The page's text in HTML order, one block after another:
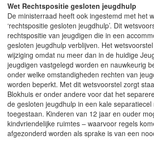
Wet Rechtspositie gesloten jeugdhulp
De ministerraad heeft ook ingestemd met het
‘rechtspositie gesloten jeugdhulp’. Dit
rechtspositie van jeugdigen die in een
gesloten jeugdhulp verblijven. Het
wijziging omdat nu meer dan in de huidige
jeugdigen vastgelegd worden en nauwkeurig
onder welke omstandigheden rechten van
worden beperkt. Met dit wetsvoorstel zorgt
Blokhuis er onder andere voor dat het
de gesloten jeugdhulp in een kale
toegestaan. Kinderen van 12 jaar en ouder
kindvriendelijke ruimtes – waarvoor regels
afgezonderd worden als sprake is van een